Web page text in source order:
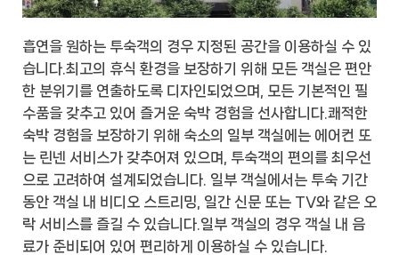
흡연을 원하는 투숙객의 경우 지정된 공간을 이용하실 수 있
습니다.최고의 휴식 환경을 보장하기 위해 모든 객실은 편안
한 분위기를 연출하도록 디자인되었으며, 모든 기본적인 필
수품을 갖추고 있어 즐거운 숙박 경험을 선사합니다.쾌적한
숙박 경험을 보장하기 위해 숙소의 일부 객실에는 에어컨 또
는 린넨 서비스가 갖추어져 있으며, 투숙객의 편의를 최우선
으로 고려하여 설계되었습니다. 일부 객실에서는 투숙 기간
동안 객실 내 비디오 스트리밍, 일간 신문 또는 TV와 같은 오
락 서비스를 즐길 수 있습니다.일부 객실의 경우 객실 내 음
료가 준비되어 있어 편리하게 이용하실 수 있습니다.